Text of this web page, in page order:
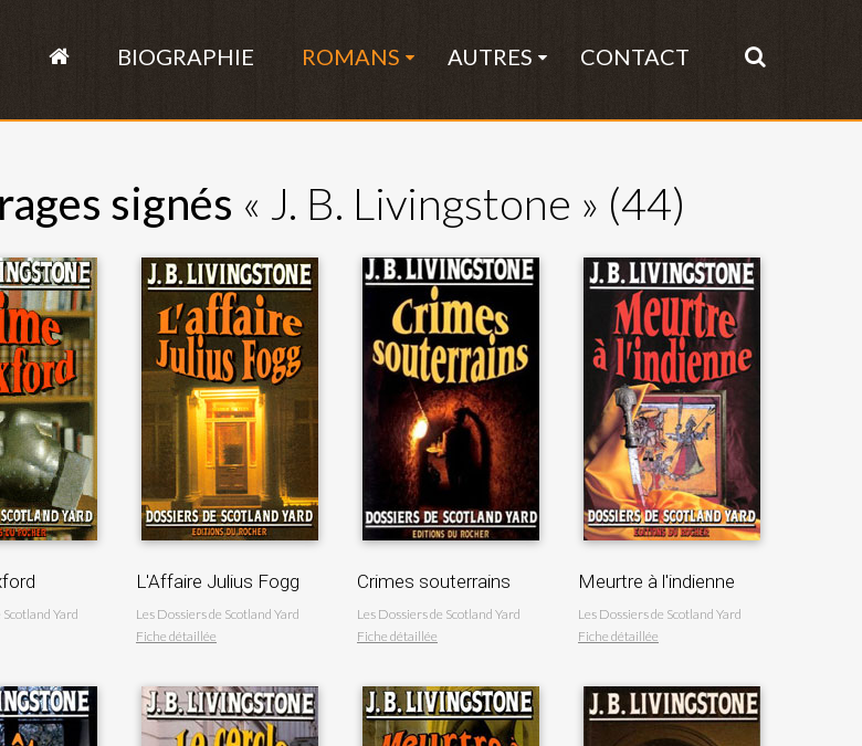
BIOGRAPHIE ROMANS AUTRES CONTACT
signés « J. B. Livingstone » (44)
Yard
L'Affaire Julius Fogg
Les Dossiers de Scotland Yard
Fiche détaillée
Crimes souterrains
Les Dossiers de Scotland Yard
Fiche détaillée
Meurtre à l'indienne
Les Dossiers de Scotland Yard
Fiche détaillée